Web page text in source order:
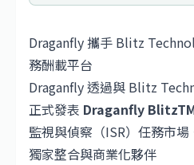
Draganfly 攜手 Blitz
務酬載平台
Draganfly透過與 Blitz
正式發表 Draganfly
監視與偵察（ISR）任務市場
獨家整合與商業化夥伴